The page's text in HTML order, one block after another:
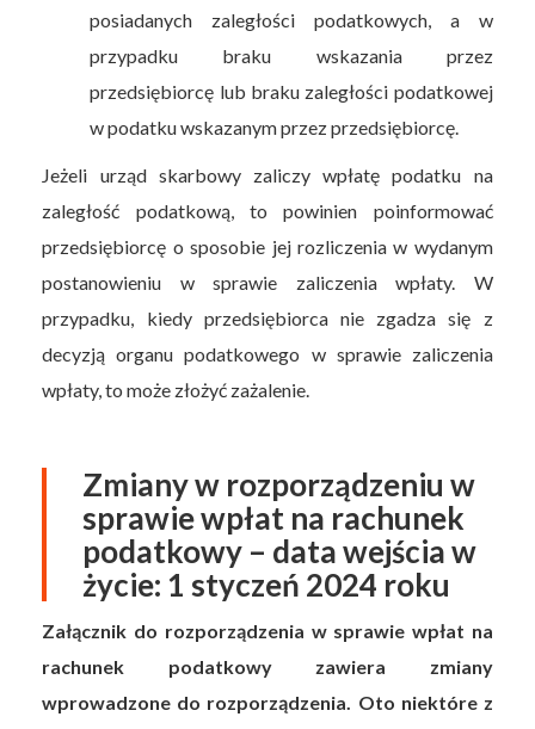
posiadanych zaległości podatkowych, a w
przypadku braku wskazania przez
przedsiębiorcę lub braku zaległości podatkowej
w podatku wskazanym przez przedsiębiorcę.
Jeżeli urząd skarbowy zaliczy wpłatę podatku na
zaległość podatkową, to powinien poinformować
przedsiębiorcę o sposobie jej rozliczenia w wydanym
postanowieniu w sprawie zaliczenia wpłaty. W
przypadku, kiedy przedsiębiorca nie zgadza się z
decyzją organu podatkowego w sprawie zaliczenia
wpłaty, to może złożyć zażalenie.
Zmiany w rozporządzeniu w
sprawie wpłat na rachunek
podatkowy – data wejścia w
życie: 1 styczeń 2024 roku
Załącznik do rozporządzenia w sprawie wpłat na
rachunek podatkowy zawiera zmiany
wprowadzone do rozporządzenia. Oto niektóre z